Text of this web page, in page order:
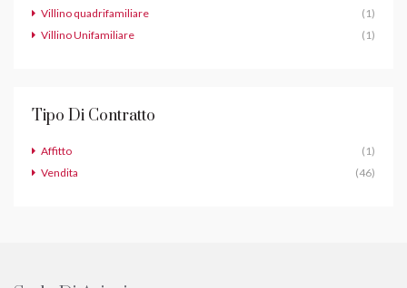
Villino quadrifamiliare
(1)
Villino Unifamiliare
(1)
Tipo Di Contratto
Affitto
(1)
Vendita
(46)